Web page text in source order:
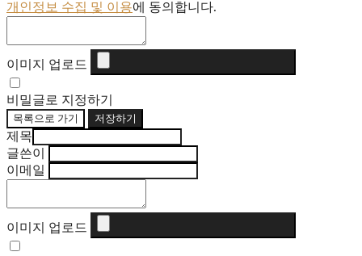
개인정보 수집 및 이용에 동의합니다.
이미지 업로드
비밀글로 지정하기
목록으로 가기 저장하기
제목
글쓴이
이메일
이미지 업로드